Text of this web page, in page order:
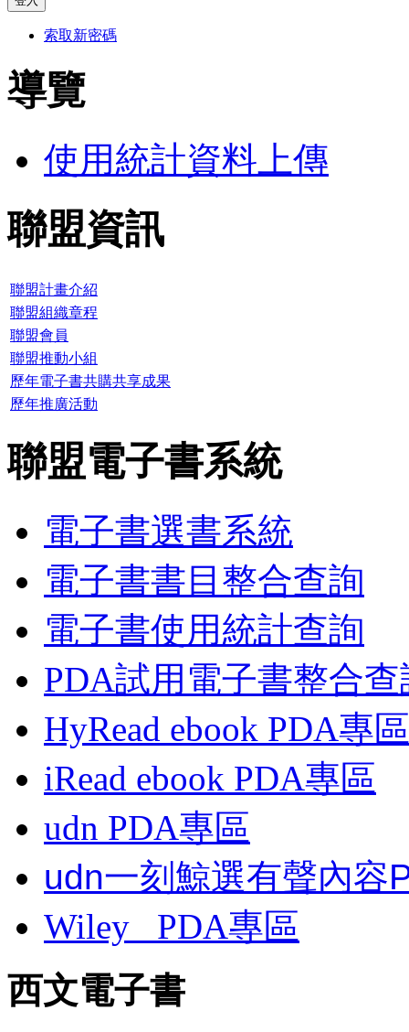
索取新密碼
導覽
使用統計資料上傳
聯盟資訊
聯盟計畫介紹
聯盟組織章程
聯盟會員
聯盟推動小組
歷年電子書共購共享成果
歷年推廣活動
聯盟電子書系統
電子書選書系統
電子書書目整合查詢
電子書使用統計查詢
PDA試用電子書整合查
HyRead ebook PDA專區
iRead ebook PDA專區
udn PDA專區
udn一刻鯨選有聲內容
Wiley
PDA專區
西文電子書